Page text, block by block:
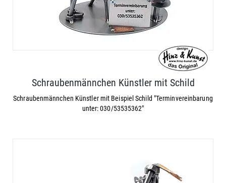
Schraubenmännchen Künstler mit Schild
Schraubenmännchen Künstler mit Beispiel Schild "Terminvereinbarung
unter: 030/53535362"